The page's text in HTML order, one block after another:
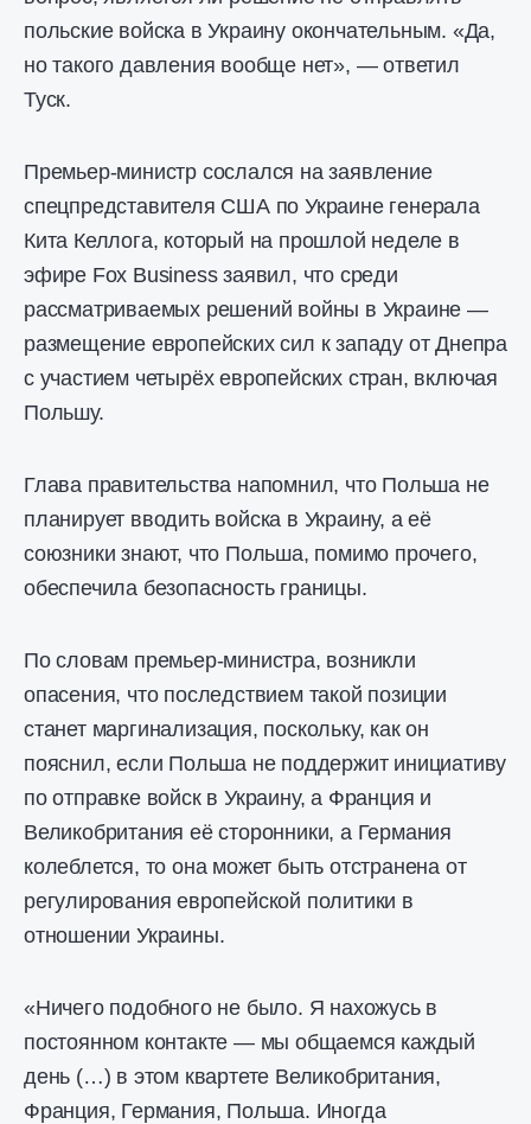
польские войска в Украину окончательным. «Да,
но такого давления вообще нет», — ответил
Туск.
Премьер-министр сослался на заявление
спецпредставителя США по Украине генерала
Кита Келлога, который на прошлой неделе в
эфире Fox Business заявил, что среди
рассматриваемых решений войны в Украине —
размещение европейских сил к западу от Днепра
с участием четырёх европейских стран, включая
Польшу.
Глава правительства напомнил, что Польша не
планирует вводить войска в Украину, а её
союзники знают, что Польша, помимо прочего,
обеспечила безопасность границы.
По словам премьер-министра, возникли
опасения, что последствием такой позиции
станет маргинализация, поскольку, как он
пояснил, если Польша не поддержит инициативу
по отправке войск в Украину, а Франция и
Великобритания её сторонники, а Германия
колеблется, то она может быть отстранена от
регулирования европейской политики в
отношении Украины.
«Ничего подобного не было. Я нахожусь в
постоянном контакте — мы общаемся каждый
день (…) в этом квартете Великобритания,
Франция, Германия, Польша. Иногда